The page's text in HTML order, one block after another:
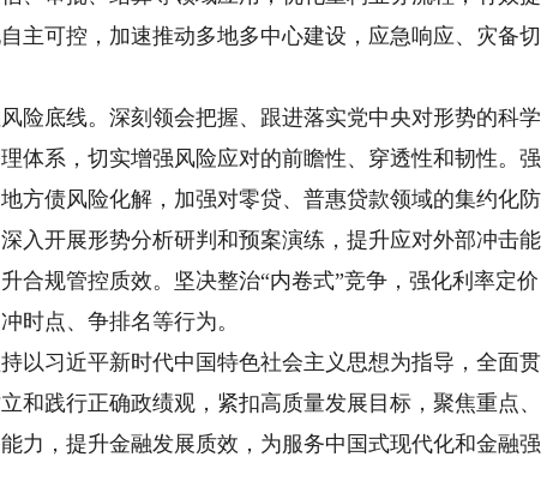
主可控，加速推动多地多中心建设，应急响应、灾备切
底线。深刻领会把握、跟进落实党中央对形势的科学
体系，切实增强风险应对的前瞻性、穿透性和韧性。强
方债风险化解，加强对零贷、普惠贷款领域的集约化防
入开展形势分析研判和预案演练，提升应对外部冲击能
合规管控质效。坚决整治“内卷式”竞争，强化利率定价
时点、争排名等行为。
习近平新时代中国特色社会主义思想为指导，全面贯
和践行正确政绩观，紧扣高质量发展目标，聚焦重点、
力，提升金融发展质效，为服务中国式现代化和金融强